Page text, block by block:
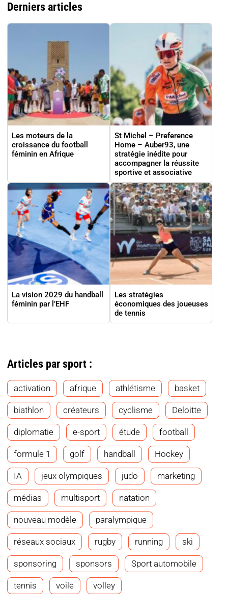
Derniers articles
Les moteurs de la
croissance du football
féminin en Afrique
St Michel – Preference
Home – Auber93, une
stratégie inédite pour
accompagner la réussite
sportive et associative
La vision 2029 du handball
féminin par l’EHF
Les stratégies
économiques des joueuses
de tennis
Articles par sport :
activation afrique athlétisme basket
biathlon créateurs cyclisme Deloitte
diplomatie e-sport étude football
formule 1 golf handball Hockey
IA jeux olympiques judo marketing
médias multisport natation
nouveau modèle paralympique
réseaux sociaux rugby running ski
sponsoring sponsors Sport automobile
tennis voile volley